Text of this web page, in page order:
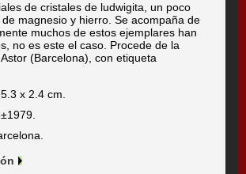
de cristales de ludwigita, un poco
magnesio y hierro. Se acompaña de
muchos de estos ejemplares han
no es este el caso. Procede de la
(Barcelona), con etiqueta
x 2.4 cm.